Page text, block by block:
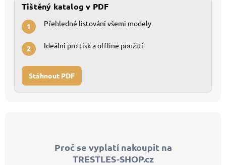
Tištěný katalog v PDF
1 Přehledné listování všemi modely
2 Ideální pro tisk a offline použití
Stáhnout PDF
Proč se vyplatí nakoupit na
TRESTLES-SHOP.cz